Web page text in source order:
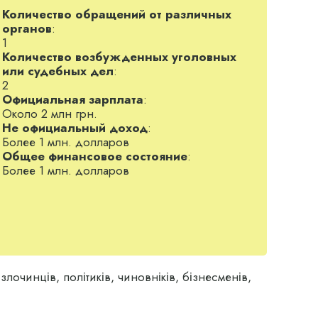
Количество обращений от различных
органов:
1
Количество возбужденных уголовных
или судебных дел:
2
Официальная зарплата:
Около 2 млн грн.
Не официальный доход:
Более 1 млн. долларов
Общее финансовое состояние:
Более 1 млн. долларов
політиків, чиновніків, бізнесменів,